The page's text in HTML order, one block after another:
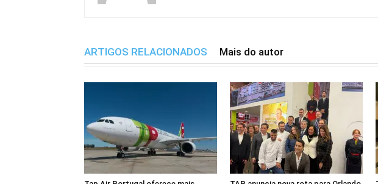
ARTIGOS RELACIONADOS Mais do autor